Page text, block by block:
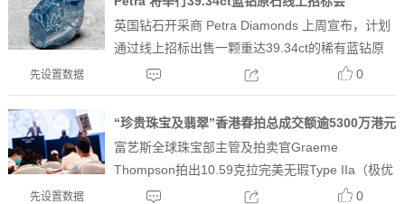
英国钻石开采商 Petra Diamonds 上周宣布，计划
通过线上招标出售一颗重达39.34ct的稀有蓝钻原
石。这颗钻石于2021年3月开采自南非著名的
Cullinan 矿区，经鉴定为 Type ...
先设置数据 0
“珍贵珠宝及翡翠”香港春拍总成交额逾5300万港元
富艺斯全球珠宝部主管及拍卖官Graeme
Thompson拍出10.59克拉完美无瑕Type IIa（极优
透光及比例）钻石戒指，以751万港元成交“珍贵珠
先设置数据 0